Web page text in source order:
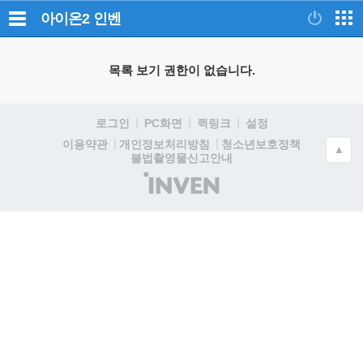
아이온2 인벤
목록 보기 권한이 없습니다.
로그인 PC화면 퀵링크
설정
이용약관
개인정보처리방침
청소년보호정책
불법촬영물신고안내
(주)
인
▲